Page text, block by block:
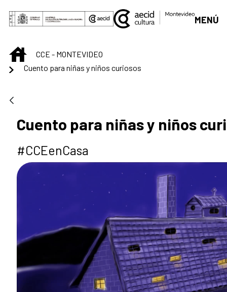
Saltar al contenido principal
MENÚ
INICIOCCE - MONTEVIDEO
Cuento para niñas y niños curiosos
Cuento para niñas y niños
#CCEenCasa